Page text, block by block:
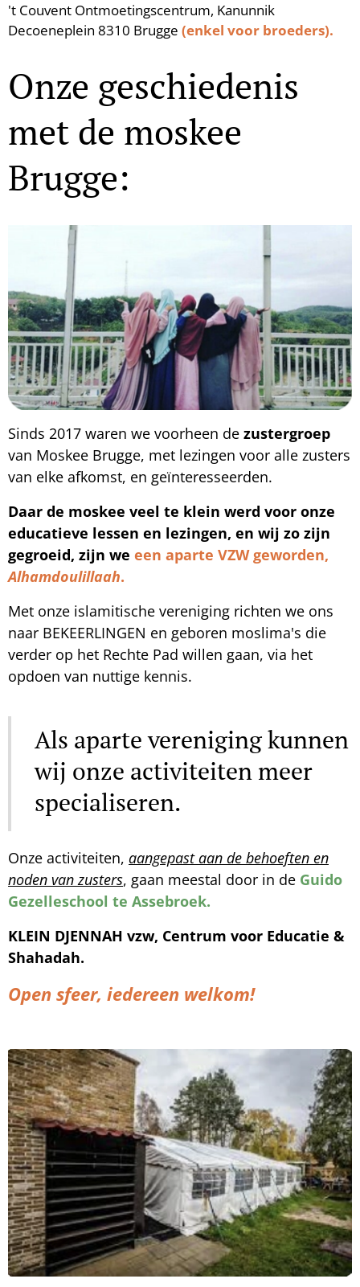
't Couvent Ontmoetingscentrum, Kanunnik
Decoeneplein 8310 Brugge (enkel voor broeders).
Onze geschiedenis
met de moskee
Brugge:
Sinds 2017 waren we voorheen de zustergroep
van Moskee Brugge, met lezingen voor alle zusters
van elke afkomst, en geïnteresseerden.
Daar de moskee veel te klein werd voor onze
educatieve lessen en lezingen, en wij zo zijn
gegroeid, zijn we een aparte VZW geworden,
Alhamdoulillaah.
Met onze islamitische vereniging richten we ons
naar BEKEERLINGEN en geboren moslima's die
verder op het Rechte Pad willen gaan, via het
opdoen van nuttige kennis.
Als aparte vereniging kunnen
wij onze activiteiten meer
specialiseren.
Onze activiteiten, aangepast aan de behoeften en
noden van zusters, gaan meestal door in de Guido
Gezelleschool te Assebroek.
KLEIN DJENNAH vzw, Centrum voor Educatie &
Shahadah.
Open sfeer, iedereen welkom!